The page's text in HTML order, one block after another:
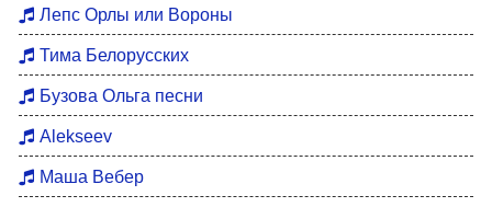
Лепс Орлы или Вороны
Тима Белорусских
Бузова Ольга песни
Alekseev
Маша Вебер